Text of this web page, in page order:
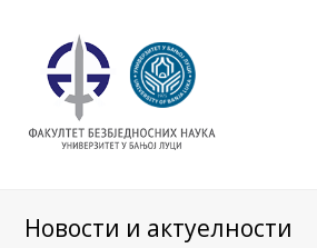
Новости и актуелности